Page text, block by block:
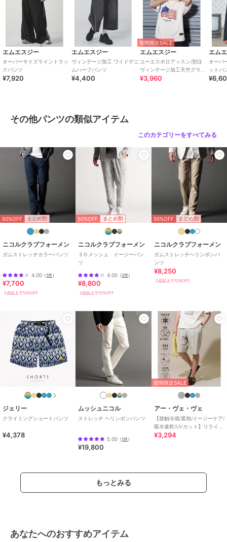
商品のお取り扱い方法
特徴
パンツ
綿・コットン素材
綿100％/
布・キャンバス/無地/ストレ
ートパンツ
ハイライズ
その他パンツ
エムエスジー
オーバーサイズライントラッ
クパンツ
¥7,920
エムエスジー
ヴィンテージ加工 ワイドデニ
ムハーフパンツ
¥4,400
期間限定SALE
エムエスジー
ユーエスポロアッスン/別注
ヴィンテージ加工天竺グラフ
ィックフラッグTシャツ
¥3,960
エム
オーバ
ットパ
その他パンツの類似アイテム
このカテゴリーをすべてみる
50%OFF まとめ割
ニコルクラブフォーメン
ガムストレッチカラーパンツ
4.00 （1件）
¥7,700
2点以上で10%OFF
50%OFF まとめ割
ニコルクラブフォーメン
３Ｄメッシュ イージーパン
ツ
4.00 （2件）
¥8,800
2点以上で10%OFF
50%OFF まとめ割
ニコルクラブフォーメン
ガムストレッチヘリンボンパ
ンツ
¥8,250
2点以上で10%OFF
ジェリー
クライミングショートパンツ
¥4,378
ムッシュニコル
ストレッチ ヘリンボンパンツ
5.00 （1件）
¥19,800
期間限定SALE
アー・ヴェ・ヴェ
【接触冷感/遮熱/イージーケア/
吸水速乾/UVカット】リライ
ト １タックハーフパンツ
¥3,294
もっとみる
あなたへのおすすめアイテム